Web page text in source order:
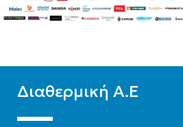
ΧΡΏΜΑ Λευκό
Διαθερμική Α.Ε